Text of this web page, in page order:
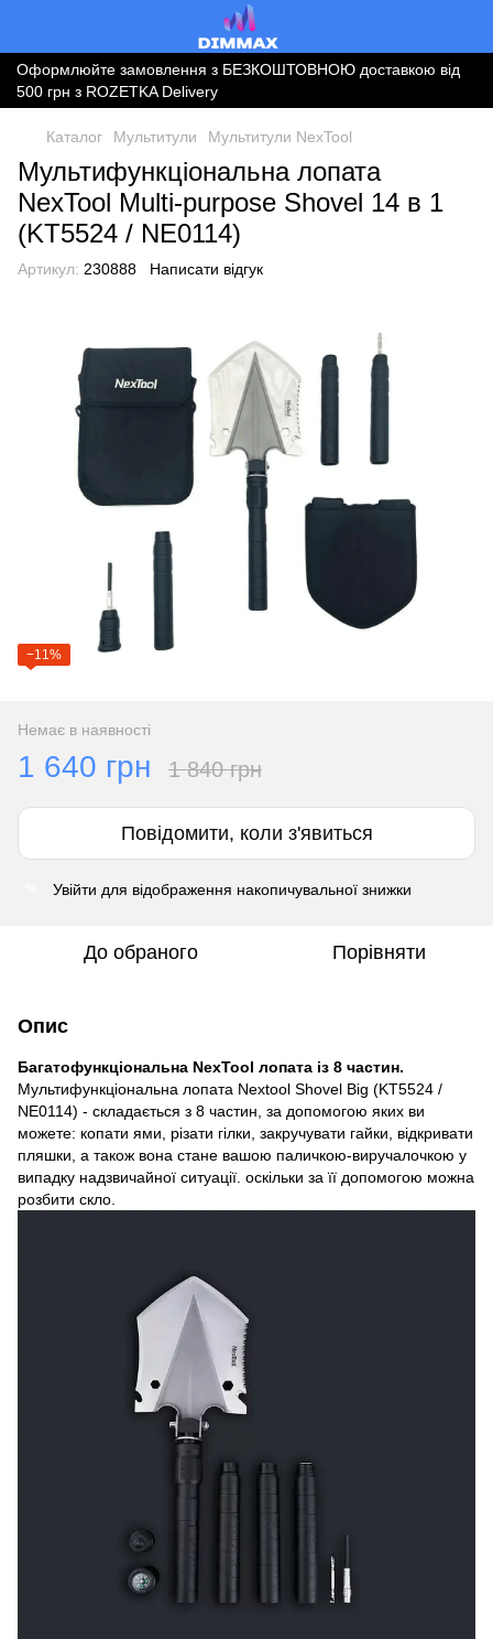
Оформлюйте замовлення з БЕЗКОШТОВНОЮ доставкою від
500 грн з ROZETKA Delivery
Каталог Мультитули Мультитули NexTool
Мультифункціональна лопата
NexTool Multi-purpose Shovel 14 в 1
(KT5524 / NE0114)
Артикул: 230888 Написати відгук
−11%
Немає в наявності
1 640 грн 1 840 грн
Повідомити, коли з'явиться
Увійти для відображення накопичувальної знижки
До обраного Порівняти
Опис
Багатофункціональна NexTool лопата із 8 частин.
Мультифункціональна лопата Nextool Shovel Big (KT5524 /
NE0114) - складається з 8 частин, за допомогою яких ви
можете: копати ями, різати гілки, закручувати гайки, відкривати
пляшки, а також вона стане вашою паличкою-виручалочкою у
випадку надзвичайної ситуації. оскільки за її допомогою можна
розбити скло.